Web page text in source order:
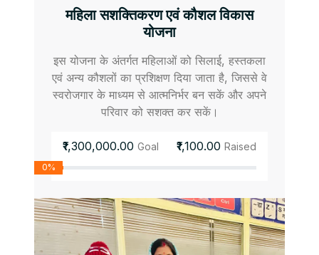
महिला सशक्तिकरण एवं कौशल विकास
योजना
इस योजना के अंतर्गत महिलाओं को सिलाई, हस्तकला
एवं अन्य कौशलों का प्रशिक्षण दिया जाता है, जिससे वे
स्वरोजगार के माध्यम से आत्मनिर्भर बन सकें और अपने
परिवार को सशक्त कर सकें।
₹1,300,000.00 Goal ₹1,100.00 Raised
0%